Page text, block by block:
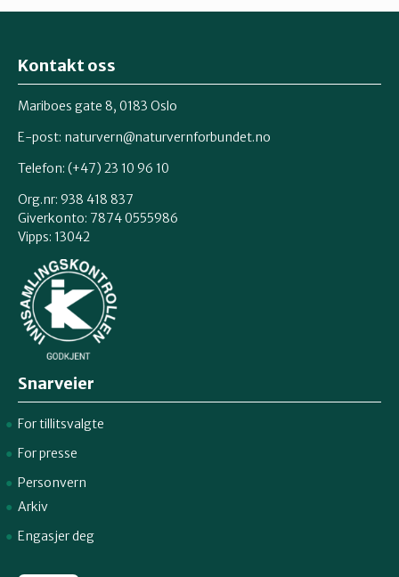
Kontakt oss
Mariboes gate 8, 0183 Oslo
E-post: naturvern@naturvernforbundet.no
Telefon: (+47) 23 10 96 10
Org.nr: 938 418 837
Giverkonto: 7874 0555986
Vipps: 13042
Snarveier
For tillitsvalgte
For presse
Personvern
Arkiv
Engasjer deg